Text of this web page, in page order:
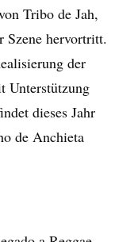
Tribo de Jah,
hervortritt.
der
Unterstützung
dieses Jahr
de Anchieta